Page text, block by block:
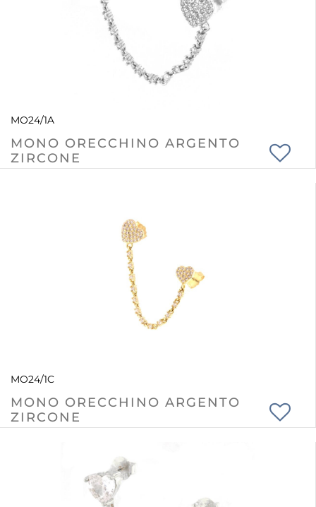
MO24/1A
MONO ORECCHINO ARGENTO
ZIRCONE
MO24/1C
MONO ORECCHINO ARGENTO
ZIRCONE